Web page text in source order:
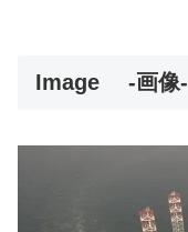
Image -画像-